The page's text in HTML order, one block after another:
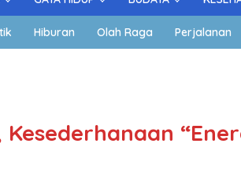
Hiburan Olah Raga Perjalanan
Kesederhanaan